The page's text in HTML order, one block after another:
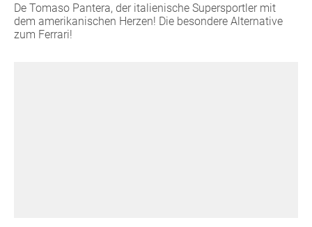
De Tomaso Pantera, der italienische Supersportler mit
dem amerikanischen Herzen! Die besondere Alternative
zum Ferrari!